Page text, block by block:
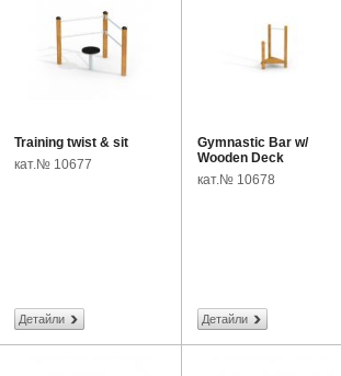
Training twist & sit
кат.№ 10677
Детайли
Gymnastic Bar w/
Wooden Deck
кат.№ 10678
Детайли